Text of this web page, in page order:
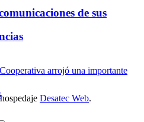
de sus
Desatec Web.